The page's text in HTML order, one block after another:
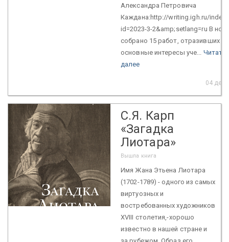
Александра Петровича
Каждана:http://writing.igh.ru/
id=2023-3-2&amp;setlang=ru В
собрано 15 работ, отразивших
основные интересы уче... Читать
далее
04 дек.
С.Я. Карп
«Загадка
Лиотара»
Вышла книга
Имя Жана Этьена Лиотара
(1702-1789) - одного из самых
виртуозных и
востребованных художников
XVIII столетия,-хорошо
известно в нашей стране и
за рубежом. Образ его